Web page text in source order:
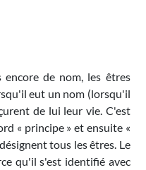
de nom, les êtres
eut un nom (lorsqu'il
de lui leur vie. C'est
« principe » et ensuite «
tous les êtres. Le
qu'il s'est identifié avec